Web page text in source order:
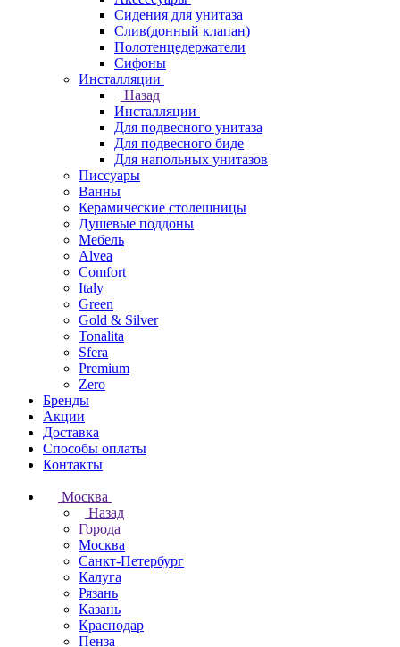
Сидения для унитаза
Слив(донный клапан)
Полотенцедержатели
Сифоны
Инсталляции
Назад
Инсталляции
Для подвесного унитаза
Для подвесного биде
Для напольных унитазов
Писсуары
Ванны
Керамические столешницы
Душевые поддоны
Мебель
Alvea
Comfort
Italy
Green
Gold & Silver
Tonalita
Sfera
Premium
Zero
Бренды
Акции
Доставка
Способы оплаты
Контакты
Москва
Назад
Города
Москва
Санкт-Петербург
Калуга
Рязань
Казань
Краснодар
Пенза